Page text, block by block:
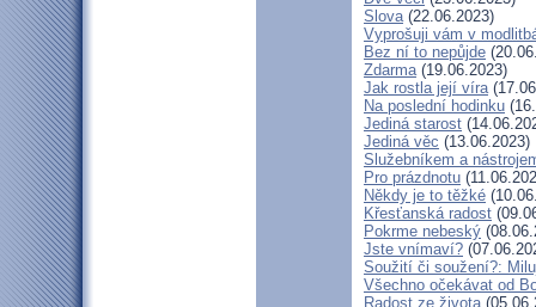
Slova(22.06.2023)
Vyprošuji vám v
Bez ní to nepůjde
Zdarma(19.06.2023)
Jak rostla její víra
Na poslední hodinku
Jediná starost
Jediná věc (13.06.2023)
Služebníkem a
Pro prázdnotu
Někdy je to těžké
Křesťanská radost
Pokrme nebeský
Jste vnímaví?
Soužití či soužení?:
Všechno očekávat od
Radost ze života